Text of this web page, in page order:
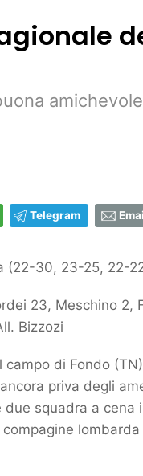
Telegram
(22-30, 23-25, 22-
23, Meschino 2,
Bizzozi
di Fondo
priva degli
squadra a cena